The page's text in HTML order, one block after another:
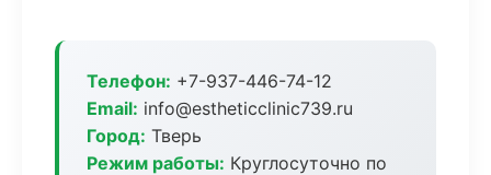
Телефон: +7-937-446-74-12
Email: info@estheticclinic739.ru
Город: Тверь
Режим работы: Круглосуточно по